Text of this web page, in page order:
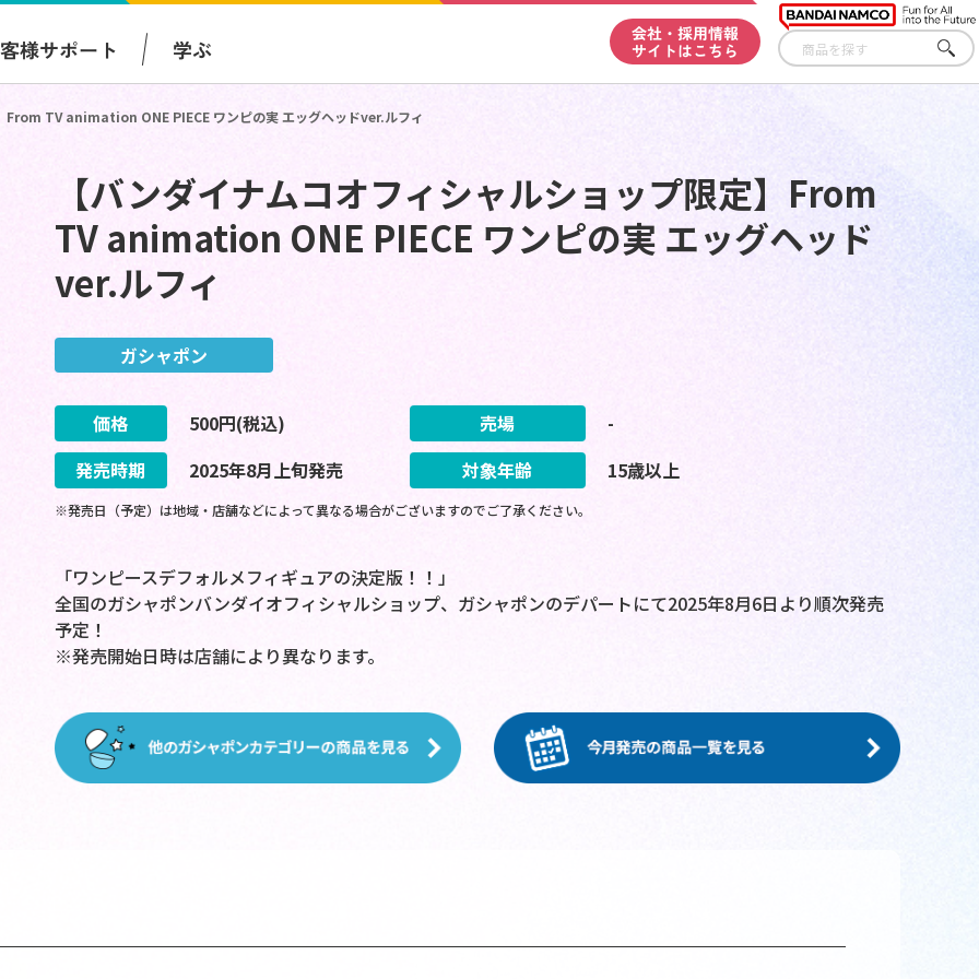
様サポート 学ぶ
会社・採用情報
サイトはこちら
さが
す
From TV animation ONE PIECE ワンピの実 エッグヘッドver.ルフィ
【バンダイナムコオフィシャルショップ限定】From
TV animation ONE PIECE ワンピの実 エッグヘッド
ver.ルフィ
ガシャポン
価格 500円(税込) 売場
-
発売時期
2025年8月上旬発売 対象年齢 15歳以上
※発売日（予定）は地域・店舗などによって異なる場合がございますのでご了承ください。
「ワンピースデフォルメフィギュアの決定版！！」
全国のガシャポンバンダイオフィシャルショップ、ガシャポンのデパートにて2025年8月6日より順次発売
予定！
※発売開始日時は店舗により異なります。